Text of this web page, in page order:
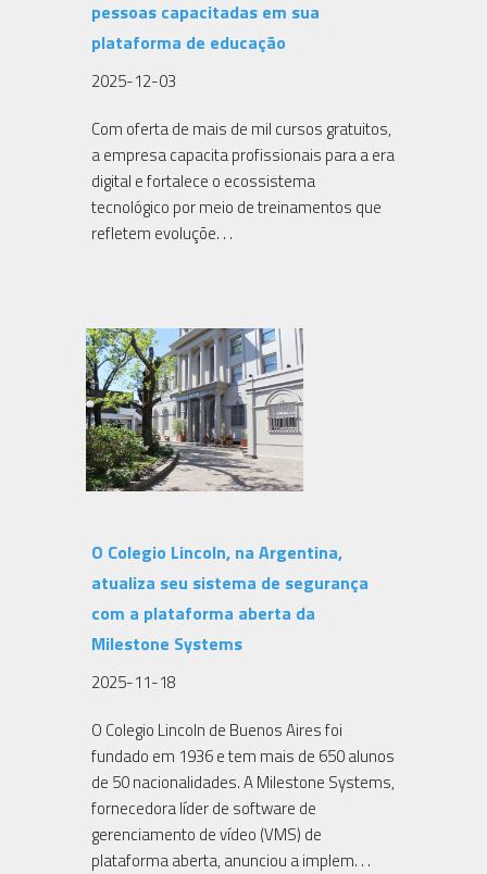
pessoas capacitadas em sua
plataforma de educação
2025-12-03
Com oferta de mais de mil cursos gratuitos,
a empresa capacita profissionais para a era
digital e fortalece o ecossistema
tecnológico por meio de treinamentos que
refletem evoluçõe. . .
O Colegio Lincoln, na Argentina,
atualiza seu sistema de segurança
com a plataforma aberta da
Milestone Systems
2025-11-18
O Colegio Lincoln de Buenos Aires foi
fundado em 1936 e tem mais de 650 alunos
de 50 nacionalidades. A Milestone Systems,
fornecedora líder de software de
gerenciamento de vídeo (VMS) de
plataforma aberta, anunciou a implem. . .